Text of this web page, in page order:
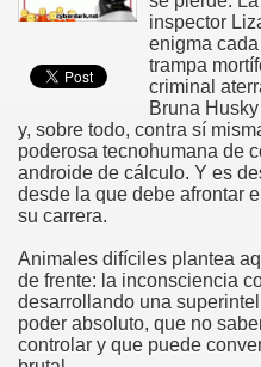
inspector
enigma
trampa
criminal
Bruna
y, sobre todo, contra sí
poderosa tecnohumana de
androide de cálculo. Y es
desde la que debe afrontar
su carrera.
Animales difíciles plantea
de frente: la inconsciencia
desarrollando una
poder absoluto, que no
controlar y que puede